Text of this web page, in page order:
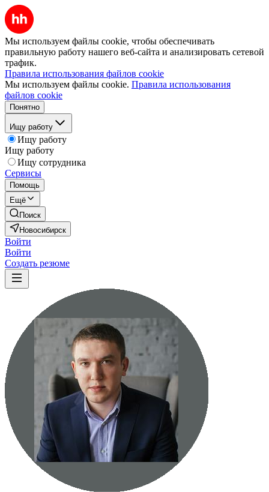
Мы используем файлы cookie, чтобы обеспечивать
правильную работу нашего веб-сайта и анализировать сетевой
трафик.
Правила использования файлов cookie
Мы используем файлы cookie. Правила использования
файлов cookie
Понятно
Ищу работу
Ищу работу
Ищу работу
Ищу сотрудника
Сервисы
Помощь
Ещё
Поиск
Новосибирск
Войти
Войти
Создать резюме